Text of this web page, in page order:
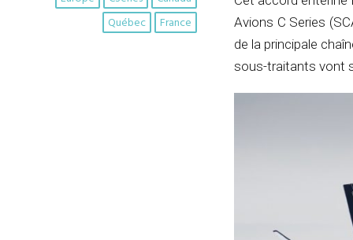
France
Québec
Avions C Series
de la principale
sous-traitants vont